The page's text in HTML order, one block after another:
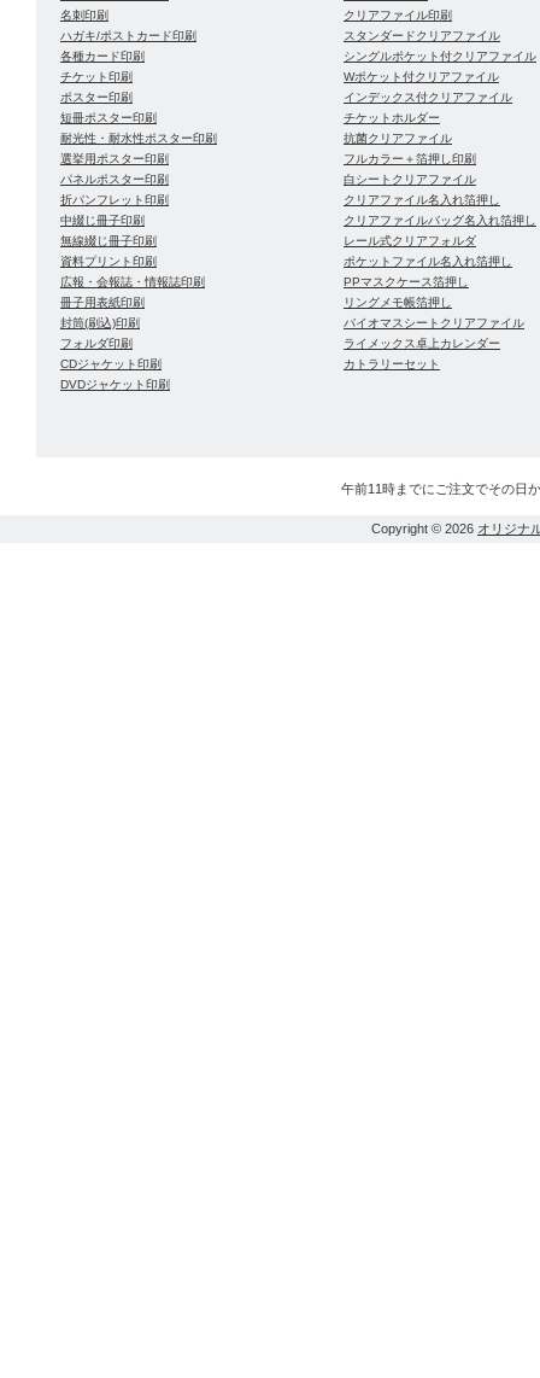
名刺印刷
ハガキ/ポストカード印刷
各種カード印刷
チケット印刷
ポスター印刷
短冊ポスター印刷
耐光性・耐水性ポスター印刷
選挙用ポスター印刷
パネルポスター印刷
折パンフレット印刷
中綴じ冊子印刷
無線綴じ冊子印刷
資料プリント印刷
広報・会報誌・情報誌印刷
冊子用表紙印刷
封筒(刷込)印刷
フォルダ印刷
CDジャケット印刷
DVDジャケット印刷
クリアファイル印刷
スタンダードクリアファイル
シングルポケット付クリアファイル
Wポケット付クリアファイル
インデックス付クリアファイル
チケットホルダー
抗菌クリアファイル
フルカラー＋箔押し印刷
白シートクリアファイル
クリアファイル名入れ箔押し
クリアファイルバッグ名入れ箔押し
レール式クリアフォルダ
ポケットファイル名入れ箔押し
PPマスクケース箔押し
リングメモ帳箔押し
バイオマスシートクリアファイル
ライメックス卓上カレンダー
カトラリーセット
午前11時までにご注文でその日
Copyright © 2026 オリジナ